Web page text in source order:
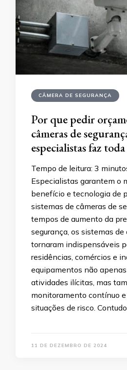
CÂMERA DE SEGURANÇA
Por que pedir
câmeras de
especialistas faz
Tempo de leitura: 3
Especialistas garantem o
benefício e tecnologia de
sistemas de câmeras de
tempos de aumento da
segurança, os sistemas de
tornaram indispensáveis
residências, comércios e
equipamentos não
atividades ilícitas, mas
monitoramento contínuo
situações de risco. Contudo,
11 DE DEZEMBRO DE 2024